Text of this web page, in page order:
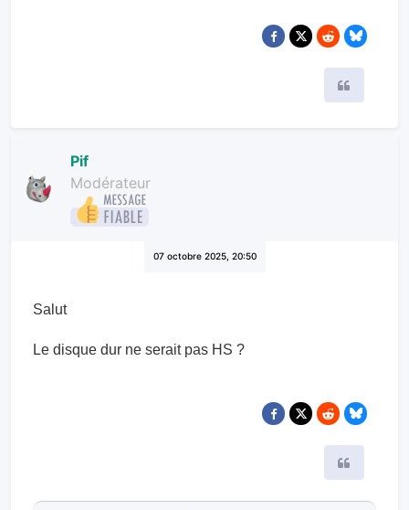
Pif
Modérateur
07 octobre 2025, 20:50
Salut
Le disque dur ne serait pas HS ?